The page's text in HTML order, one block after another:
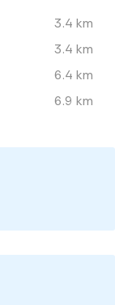
3.4 km
3.4 km
6.4 km
6.9 km